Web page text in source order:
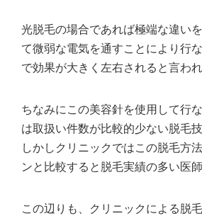
光脱毛の場合であれば極端な違い
て微弱な電気を通すことにより行
で効果が大きく左右されると言われ
ちなみにこの美容針を使用して行
は取扱い件数が比較的少ない脱毛
しかしクリニックではこの脱毛方
ンと比較すると脱毛実績の多い医
この辺りも、クリニックによる脱